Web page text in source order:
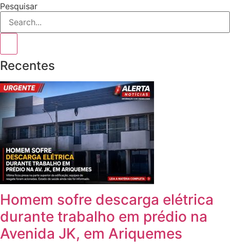
Pesquisar
Recentes
Homem sofre descarga elétrica
durante trabalho em prédio na
Avenida JK, em Ariquemes